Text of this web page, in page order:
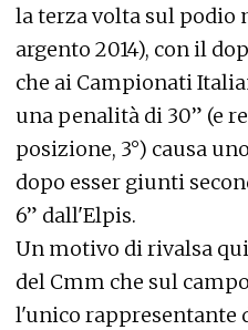
la terza volta sul podio
argento 2014), con il
che ai Campionati
una penalità di 30” (e
posizione, 3°) causa
dopo esser giunti
6” dall'Elpis.
Un motivo di rivalsa
del Cmm che sul
l'unico rappresentante